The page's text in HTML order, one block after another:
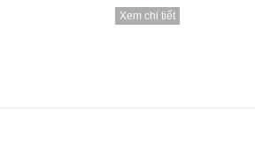
Xem chi tiết
Xem chi tiết